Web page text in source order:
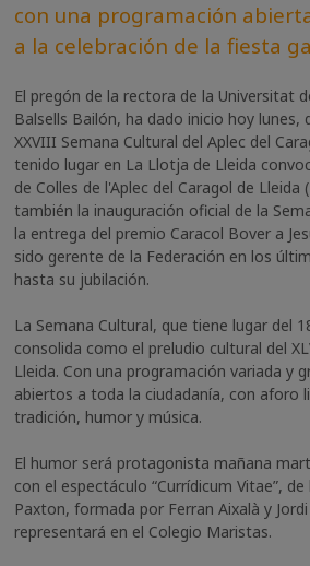
con una programación
a la celebración de la fiesta
El pregón de la rectora de la Universitat
Balsells Bailón, ha dado inicio hoy lunes,
XXVIII Semana Cultural del Aplec del
tenido lugar en La Llotja de Lleida
de Colles de l'Aplec del Caragol de Lleida
también la inauguración oficial de la
la entrega del premio Caracol Bover a
sido gerente de la Federación en los
hasta su jubilación.
La Semana Cultural, que tiene lugar del
consolida como el preludio cultural del
Lleida. Con una programación variada y
abiertos a toda la ciudadanía, con aforo
tradición, humor y música.
El humor será protagonista mañana
con el espectáculo “Currídicum Vitae”,
Paxton, formada por Ferran Aixalà y
representará en el Colegio Maristas.